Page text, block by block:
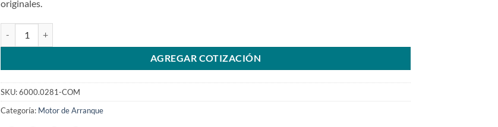
originales.
AGREGAR COTIZACIÓN
SKU:6000.0281-COM
Categoría: Motor de Arranque